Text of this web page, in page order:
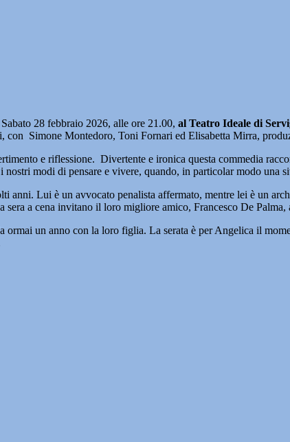
28 febbraio 2026, alle ore 21.00, al Teatro Ideale di
con Simone Montedoro, Toni Fornari ed Elisabetta Mirra,
e riflessione. Divertente e ironica questa commedia
modi di pensare e vivere, quando, in particolar modo una
anni. Lui è un avvocato penalista affermato, mentre lei è un
a cena invitano il loro migliore amico, Francesco De Palma,
ormai un anno con la loro figlia. La serata è per Angelica il